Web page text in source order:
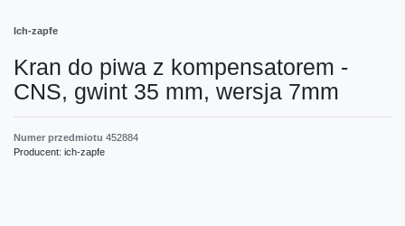
Ich-zapfe
Kran do piwa z kompensatorem -
CNS, gwint 35 mm, wersja 7mm
Numer przedmiotu 452884
Producent: ich-zapfe